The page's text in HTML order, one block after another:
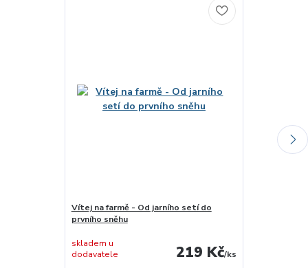
Vítej na farmě - Od jarního setí do
prvního sněhu
219 Kč/ks
skladem u
dodavatele